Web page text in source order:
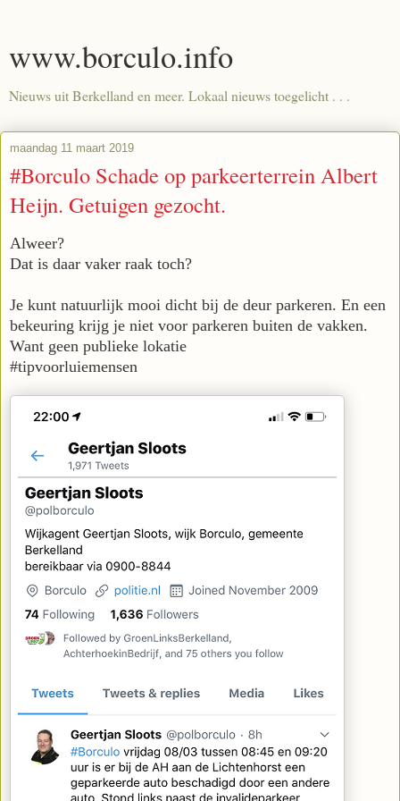
www.borculo.info
Nieuws uit Berkelland en meer. Lokaal nieuws toegelicht . . .
maandag 11 maart 2019
#Borculo Schade op parkeerterrein Albert
Heijn. Getuigen gezocht.
Alweer?
Dat is daar vaker raak toch?
Je kunt natuurlijk mooi dicht bij de deur parkeren. En een
bekeuring krijg je niet voor parkeren buiten de vakken.
Want geen publieke lokatie
#tipvoorluiemensen